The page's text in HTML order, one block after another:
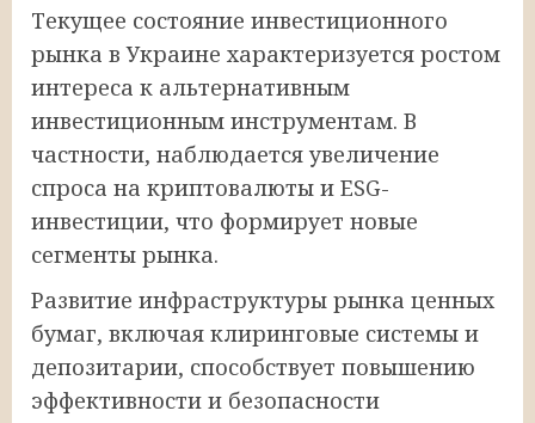
Текущее состояние инвестиционного
рынка в Украине характеризуется ростом
интереса к альтернативным
инвестиционным инструментам. В
частности, наблюдается увеличение
спроса на криптовалюты и ESG-
инвестиции, что формирует новые
сегменты рынка.
Развитие инфраструктуры рынка ценных
бумаг, включая клиринговые системы и
депозитарии, способствует повышению
эффективности и безопасности